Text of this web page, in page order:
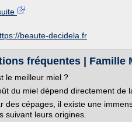
beaute-decidela.fr
fréquentes | Famille
le meilleur miel ?
du miel dépend directement de
des cépages, il existe une
suivant leurs origines.